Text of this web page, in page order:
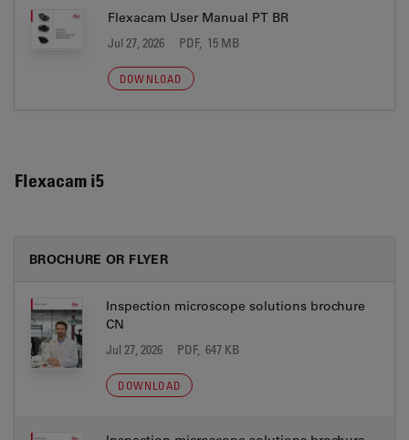
Flexacam User Manual PT BR
Jul 27, 2026 PDF, 15 MB
DOWNLOAD
Flexacam i5
BROCHURE OR FLYER
Inspection microscope solutions brochure
CN
Jul 27, 2026 PDF, 647 KB
DOWNLOAD